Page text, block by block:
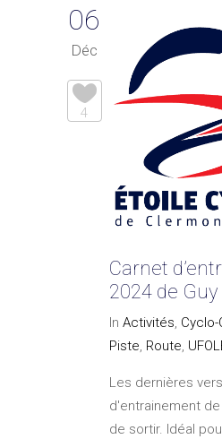
06
Déc
4
Carnet
2024 de
In Activités,
Piste, Route,
Les dernières
d'entrainement
de sortir. Idéal